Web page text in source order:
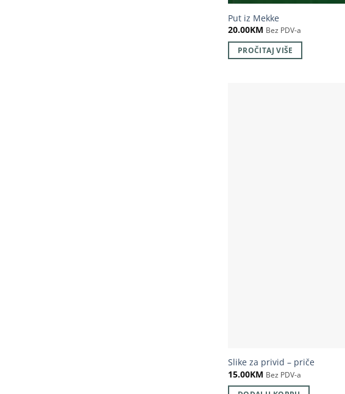
Put iz Mekke
20.00KM Bez PDV-a
PROČITAJ VIŠE
Slike za privid – priče
15.00KM Bez PDV-a